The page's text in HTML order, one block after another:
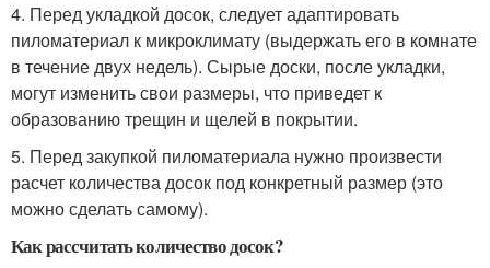
4. Перед укладкой досок, следует адаптировать
пиломатериал к микроклимату (выдержать его в комнате
в течение двух недель). Сырые доски, после укладки,
могут изменить свои размеры, что приведет к
образованию трещин и щелей в покрытии.
5. Перед закупкой пиломатериала нужно произвести
расчет количества досок под конкретный размер (это
можно сделать самому).
Как рассчитать количество досок?